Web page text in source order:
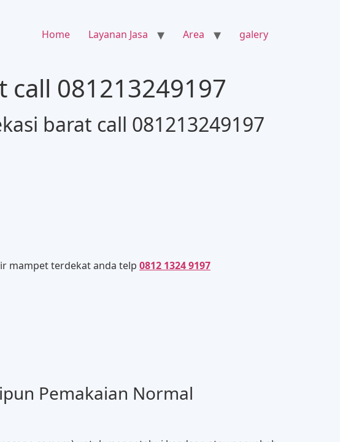
Home Layanan Jasa Area galery
081213249197
barat call 081213249197
mampet terdekat anda telp 0812 1324 9197
Pemakaian Normal